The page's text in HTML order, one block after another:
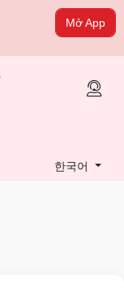
Mở App
한국어